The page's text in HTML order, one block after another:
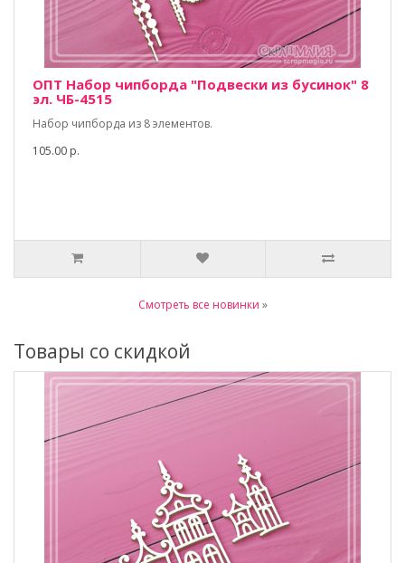
ОПТ Набор чипборда "Подвески из бусинок" 8
эл. ЧБ-4515
Набор чипборда из 8 элементов.
105.00 р.
Смотреть все новинки »
Товары со скидкой